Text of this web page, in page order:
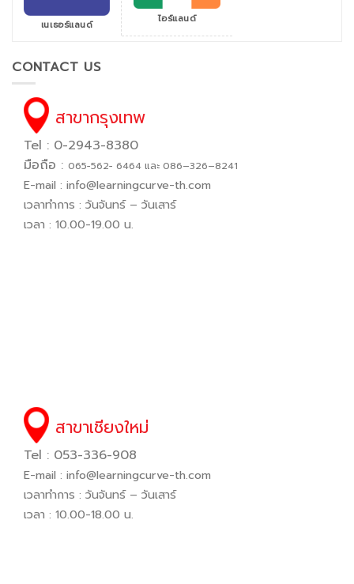
เนเธอร์แลนด์ ไอร์แลนด์
CONTACT US
สาขากรุงเทพ
Tel : 0-2943-8380
มือถือ : 065−562− 6464 และ 086–326–8241
E-mail : info@learningcurve-th.com
เวลาทำการ : วันจันทร์ – วันเสาร์
เวลา : 10.00-19.00 น.
สาขาเชียงใหม่
Tel : 053-336-908
E-mail : info@learningcurve-th.com
เวลาทำการ : วันจันทร์ – วันเสาร์
เวลา : 10.00-18.00 น.